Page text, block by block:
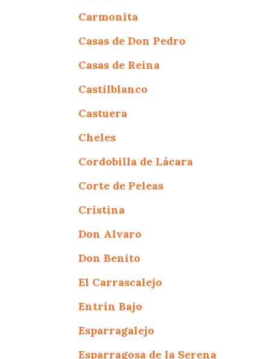
Carmonita
Casas de Don Pedro
Casas de Reina
Castilblanco
Castuera
Cheles
Cordobilla de Lácara
Corte de Peleas
Cristina
Don Alvaro
Don Benito
El Carrascalejo
Entrín Bajo
Esparragalejo
Esparragosa de la Serena